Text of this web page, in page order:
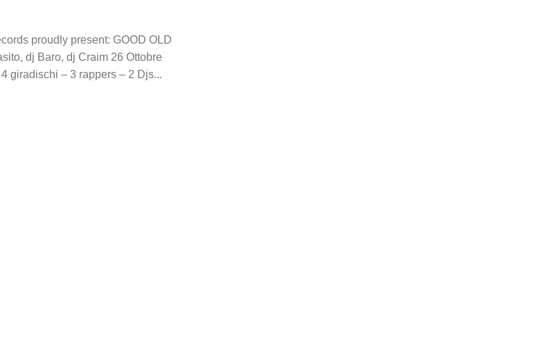
proudly present: GOOD OLD
dj Baro, dj Craim 26 Ottobre
giradischi – 3 rappers – 2 Djs...